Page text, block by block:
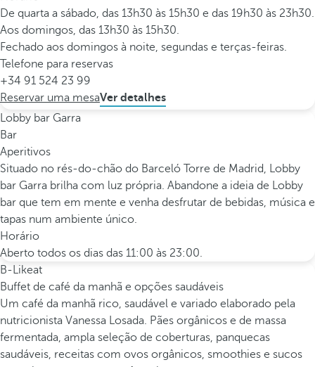
De quarta a sábado, das 13h30 às 15h30 e das 19h30 às 23h30.
Aos domingos, das 13h30 às 15h30.
Fechado aos domingos à noite, segundas e terças-feiras.
Telefone para reservas
+34 91 524 23 99
Reservar uma mesaVer detalhes
Lobby bar Garra
Bar
Aperitivos
Situado no rés-do-chão do Barceló Torre de Madrid, Lobby
bar Garra brilha com luz própria. Abandone a ideia de Lobby
bar que tem em mente e venha desfrutar de bebidas, música e
tapas num ambiente único.
Horário
Aberto todos os dias das 11:00 às 23:00.
B-Likeat
Buffet de café da manhã e opções saudáveis
Um café da manhã rico, saudável e variado elaborado pela
nutricionista Vanessa Losada. Pães orgânicos e de massa
fermentada, ampla seleção de coberturas, panquecas
saudáveis, receitas com ovos orgânicos, smoothies e sucos